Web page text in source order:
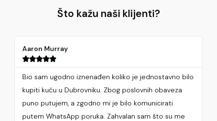
Što kažu naši klijenti?
Aaron Murray

Bio sam ugodno iznenađen koliko je jednostavno bilo
kupiti kuću u Dubrovniku. Zbog poslovnih obaveza
puno putujem, a zgodno mi je bilo komunicirati
putem WhatsApp poruka. Zahvalan sam što su me